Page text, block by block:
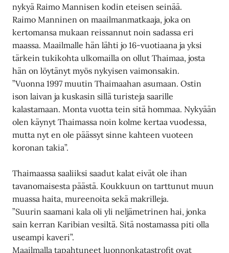
nykyä Raimo Mannisen kodin eteisen seinää.
Raimo Manninen on maailmanmatkaaja, joka on
kertomansa mukaan reissannut noin sadassa eri
maassa. Maailmalle hän lähti jo 16-vuotiaana ja yksi
tärkein tukikohta ulkomailla on ollut Thaimaa, josta
hän on löytänyt myös nykyisen vaimonsakin.
”Vuonna 1997 muutin Thaimaahan asumaan. Ostin
ison laivan ja kuskasin sillä turisteja saarille
kalastamaan. Monta vuotta tein sitä hommaa. Nykyään
olen käynyt Thaimassa noin kolme kertaa vuodessa,
mutta nyt en ole päässyt sinne kahteen vuoteen
koronan takia”.
Thaimaassa saaliiksi saadut kalat eivät ole ihan
tavanomaisesta päästä. Koukkuun on tarttunut muun
muassa haita, mureenoita sekä makrilleja.
”Suurin saamani kala oli yli neljämetrinen hai, jonka
sain kerran Karibian vesiltä. Sitä nostamassa piti olla
useampi kaveri”.
Maailmalla tapahtuneet luonnonkatastrofit ovat